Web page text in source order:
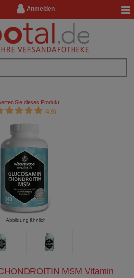
Anmelden
MSM Vitamin
Sie dieses Produkt!
(4.9)
Abbildung ähnlich